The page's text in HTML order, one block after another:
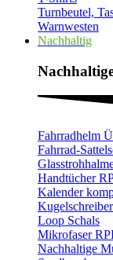
Turnbeutel,
Warnwesten
Nachhaltig
Fahrradhelm
Fahrrad-
Handtücher
Kalender
Loop Schals
Mikrofaser
Nachhaltige